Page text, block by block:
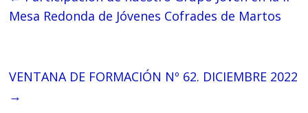
Mesa Redonda de Jóvenes Cofrades de Martos
VENTANA DE FORMACIÓN Nº 62. DICIEMBRE 2022
→